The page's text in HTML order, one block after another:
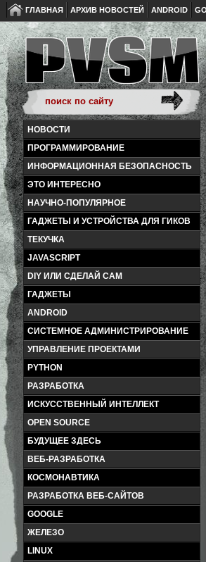
ГЛАВНАЯ АРХИВ НОВОСТЕЙ ANDROID
НОВОСТИ
ПРОГРАММИРОВАНИЕ
ИНФОРМАЦИОННАЯ БЕЗОПАСНОСТЬ
ЭТО ИНТЕРЕСНО
НАУЧНО-ПОПУЛЯРНОЕ
ГАДЖЕТЫ И УСТРОЙСТВА ДЛЯ ГИКОВ
ТЕКУЧКА
JAVASCRIPT
DIY ИЛИ СДЕЛАЙ САМ
ГАДЖЕТЫ
ANDROID
СИСТЕМНОЕ АДМИНИСТРИРОВАНИЕ
УПРАВЛЕНИЕ ПРОЕКТАМИ
PYTHON
РАЗРАБОТКА
ИСКУССТВЕННЫЙ ИНТЕЛЛЕКТ
OPEN SOURCE
БУДУЩЕЕ ЗДЕСЬ
ВЕБ-РАЗРАБОТКА
КОСМОНАВТИКА
РАЗРАБОТКА ВЕБ-САЙТОВ
GOOGLE
ЖЕЛЕЗО
LINUX